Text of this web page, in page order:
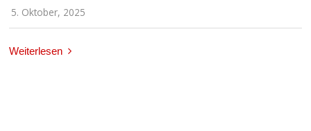
5. Oktober, 2025
Weiterlesen